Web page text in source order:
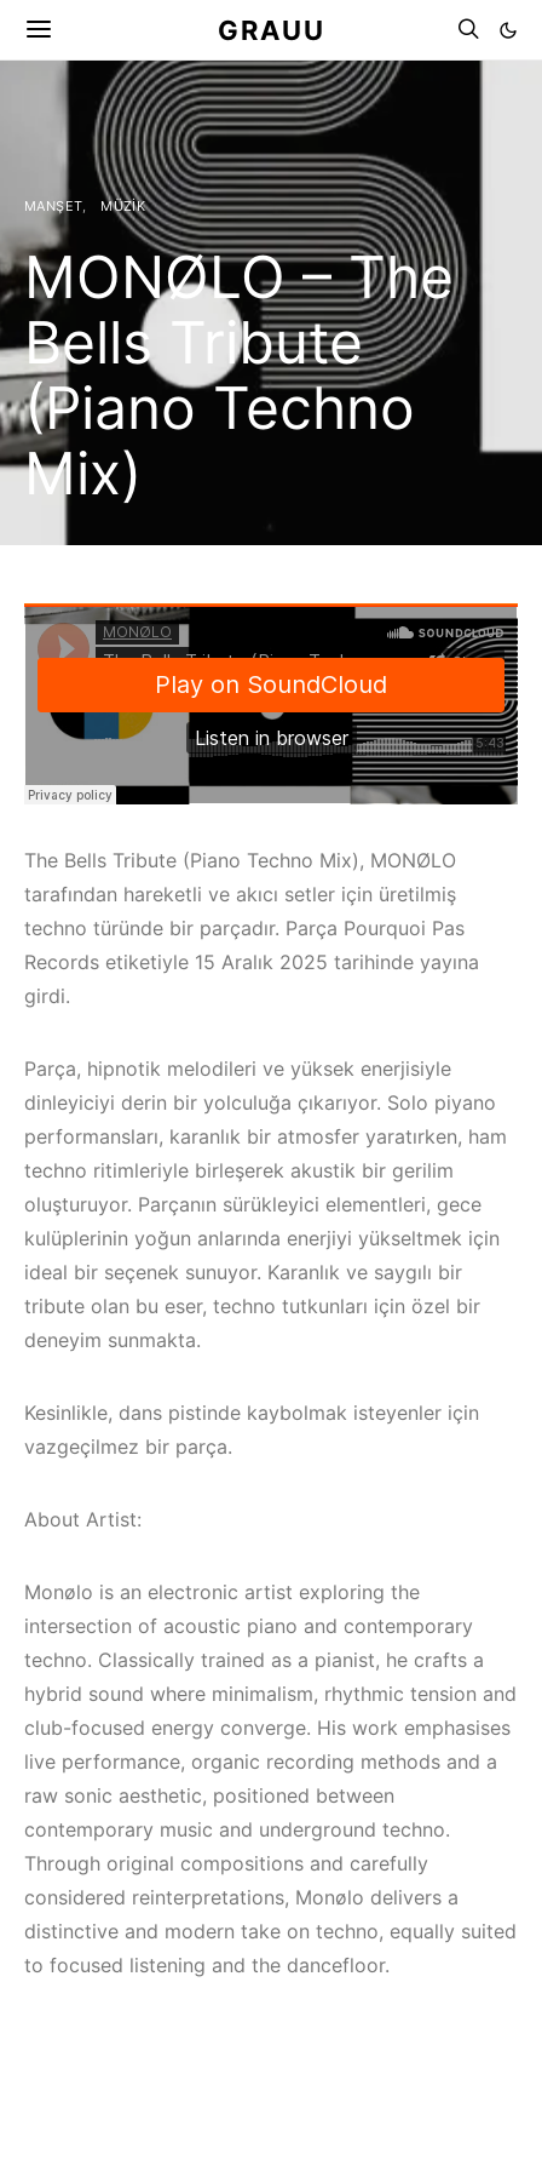
/
/
Müzik
2022
Techno,
İzmir ‘in Yeni
Elektronik Müzik
Mekanı : CAVE
GRAUU
MANŞET MÜZIK
MONØLO – The
Bells Tribute
(Piano Techno
Mix)
The Bells Tribute (Piano Techno Mix), MONØLO
tarafından hareketli ve akıcı setler için üretilmiş
techno türünde bir parçadır. Parça Pourquoi Pas
Records etiketiyle 15 Aralık 2025 tarihinde yayına
girdi.
Parça, hipnotik melodileri ve yüksek enerjisiyle
dinleyiciyi derin bir yolculuğa çıkarıyor. Solo piyano
performansları, karanlık bir atmosfer yaratırken, ham
techno ritimleriyle birleşerek akustik bir gerilim
oluşturuyor. Parçanın sürükleyici elementleri, gece
kulüplerinin yoğun anlarında enerjiyi yükseltmek için
ideal bir seçenek sunuyor. Karanlık ve saygılı bir
tribute olan bu eser, techno tutkunları için özel bir
deneyim sunmakta.
Kesinlikle, dans pistinde kaybolmak isteyenler için
vazgeçilmez bir parça.
About Artist:
Monølo is an electronic artist exploring the
intersection of acoustic piano and contemporary
techno. Classically trained as a pianist, he crafts a
hybrid sound where minimalism, rhythmic tension and
club-focused energy converge. His work emphasises
live performance, organic recording methods and a
raw sonic aesthetic, positioned between
contemporary music and underground techno.
Through original compositions and carefully
considered reinterpretations, Monølo delivers a
distinctive and modern take on techno, equally suited
to focused listening and the dancefloor.